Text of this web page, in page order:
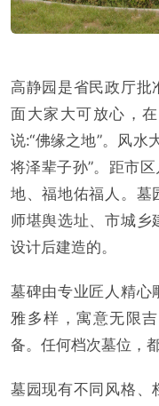
高静园是省民政厅批
面大家大可放心，
说:“佛缘之地”。风水
将泽辈子孙”。距市
地、福地佑福人。墓
师堪舆选址、市城乡
设计后建造的。
墓碑由专业匠人精心
雅多样，寓意无限
备。任何档次墓位，
墓园现有不同风格、